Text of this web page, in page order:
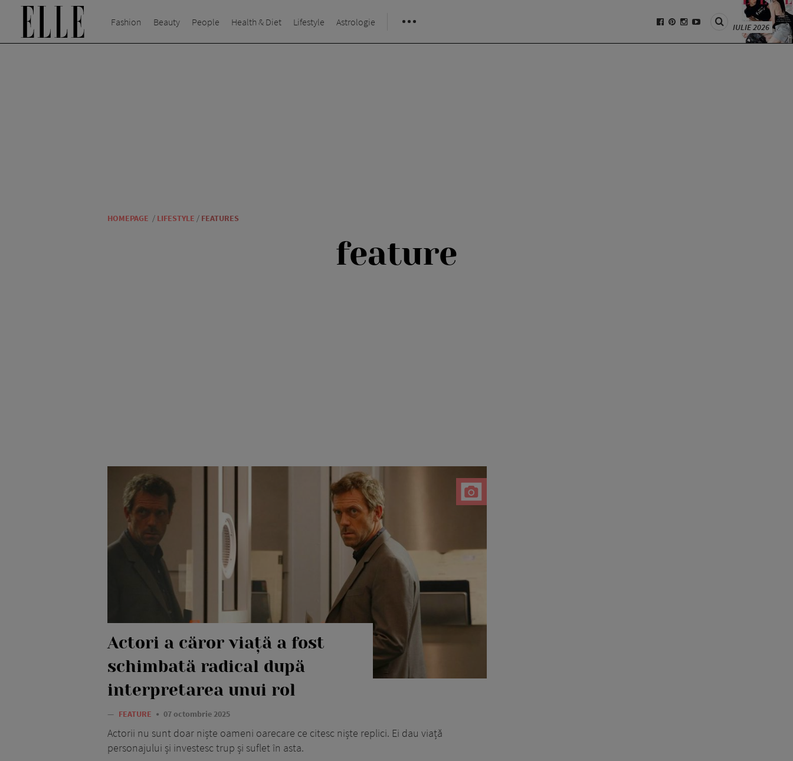
Fashion Beauty People Health & Diet Lifestyle Astrologie IULIE 2026
HOMEPAGE / LIFESTYLE / FEATURES
feature
Actori a căror viață a fost
schimbată radical după
interpretarea unui rol
— FEATURE 07 octombrie 2025
Actorii nu sunt doar niște oameni oarecare ce citesc niște replici. Ei dau viață
personajului și investesc trup și suflet în asta.